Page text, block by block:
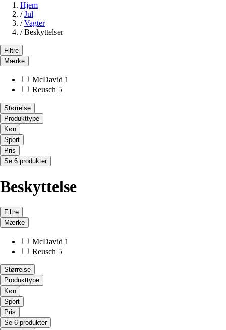
Hjem
/ Jul
/ Vagter
/ Beskyttelser
Filtre
Mærke
McDavid 1
Reusch 5
Størrelse
Produkttype
Køn
Sport
Pris
Se 6 produkter
Beskyttelse
Filtre
Mærke
McDavid 1
Reusch 5
Størrelse
Produkttype
Køn
Sport
Pris
Se 6 produkter